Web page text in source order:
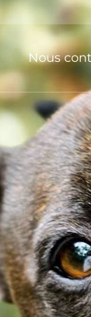
Nous